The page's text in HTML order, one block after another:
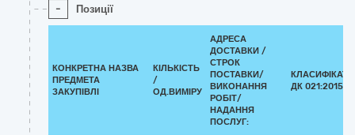
- Позиції
КОНКРЕТНА НАЗВА
ПРЕДМЕТА
ЗАКУПІВЛІ
КІЛЬКІСТЬ
/
ОД.ВИМІРУ
АДРЕСА
ДОСТАВКИ /
СТРОК
ПОСТАВКИ/
ВИКОНАННЯ
РОБІТ/
НАДАННЯ
ПОСЛУГ:
ДК 021:2015